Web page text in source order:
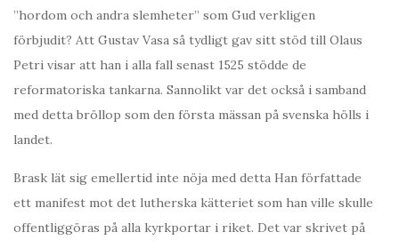
”hordom och andra slemheter” som Gud verkligen
förbjudit? Att Gustav Vasa så tydligt gav sitt stöd till Olaus
Petri visar att han i alla fall senast 1525 stödde de
reformatoriska tankarna. Sannolikt var det också i samband
med detta bröllop som den första mässan på svenska hölls i
landet.
Brask lät sig emellertid inte nöja med detta Han författade
ett manifest mot det lutherska kätteriet som han ville skulle
offentliggöras på alla kyrkportar i riket. Det var skrivet på